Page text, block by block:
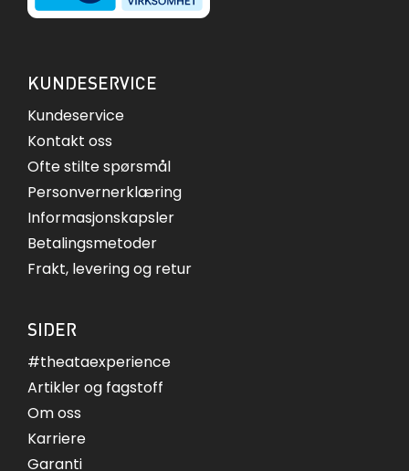
KUNDESERVICE
Kundeservice
Kontakt oss
Ofte stilte spørsmål
Personvernerklæring
Informasjonskapsler
Betalingsmetoder
Frakt, levering og retur
SIDER
#theataexperience
Artikler og fagstoff
Om oss
Karriere
Garanti